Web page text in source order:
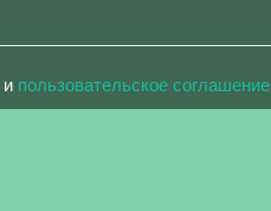
и пользовательское соглашение